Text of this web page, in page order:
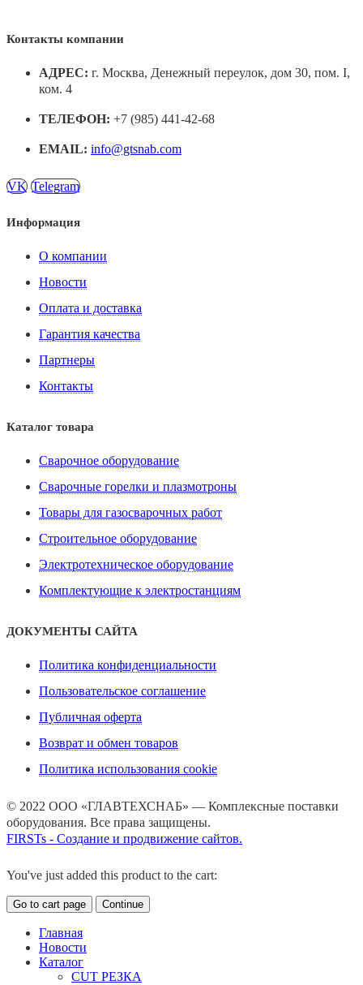
Контакты компании
АДРЕС: г. Москва, Денежный переулок, дом 30, пом. I,
ком. 4
ТЕЛЕФОН: +7 (985) 441-42-68
EMAIL: info@gtsnab.com
VK Telegram
Информация
О компании
Новости
Оплата и доставка
Гарантия качества
Партнеры
Контакты
Каталог товара
Сварочное оборудование
Сварочные горелки и плазмотроны
Товары для газосварочных работ
Строительное оборудование
Электротехническое оборудование
Комплектующие к электростанциям
ДОКУМЕНТЫ САЙТА
Политика конфиденциальности
Пользовательское соглашение
Публичная оферта
Возврат и обмен товаров
Политика использования cookie
© 2022 ООО «ГЛАВТЕХСНАБ» — Комплексные поставки
оборудования. Все права защищены.
FIRSTs - Создание и продвижение сайтов.
You've just added this product to the cart:
Go to cart page Continue
Главная
Новости
Каталог
CUT РЕЗКА